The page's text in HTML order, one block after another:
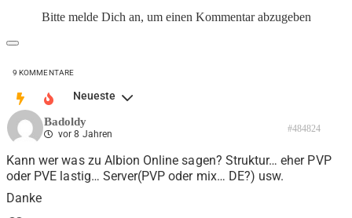
Bitte melde Dich an, um einen Kommentar abzugeben
9 KOMMENTARE
Neueste
Badoldy
vor 8 Jahren #484824
Kann wer was zu Albion Online sagen? Struktur… eher PVP
oder PVE lastig… Server(PVP oder mix… DE?) usw.
Danke